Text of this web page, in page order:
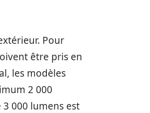
Pour
être pris en
les modèles
2 000
000 lumens est